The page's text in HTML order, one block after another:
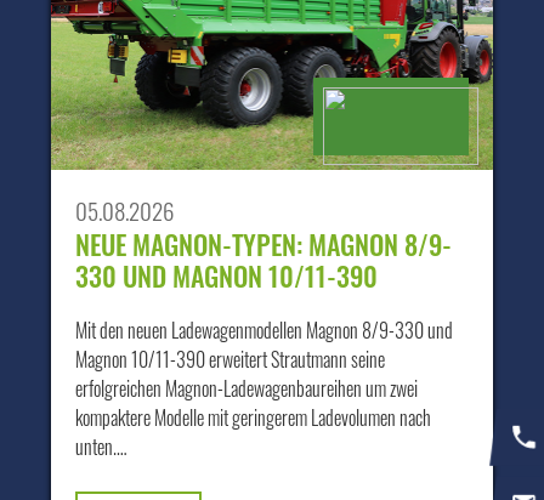
05.08.2026
NEUE MAGNON-TYPEN: MAGNON 8/9-
330 UND MAGNON 10/11-390
Mit den neuen Ladewagenmodellen Magnon 8/9-330 und
Magnon 10/11-390 erweitert Strautmann seine
erfolgreichen Magnon-Ladewagenbaureihen um zwei
kompaktere Modelle mit geringerem Ladevolumen nach
unten.…